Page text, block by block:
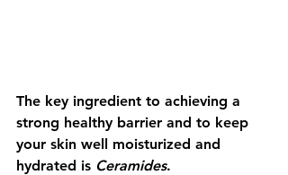
The key ingredient to achieving a
strong healthy barrier and to keep
your skin well moisturized and
hydrated is Ceramides.